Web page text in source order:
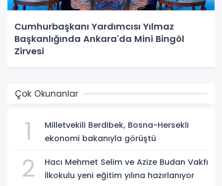
Cumhurbaşkanı Yardımcısı Yılmaz
Başkanlığında Ankara'da Mini Bingöl
Zirvesi
Çok Okunanlar
1
Milletvekili Berdibek, Bosna-Hersekli
ekonomi bakanıyla görüştü
2
Hacı Mehmet Selim ve Azize Budan Vakfı
İlkokulu yeni eğitim yılına hazırlanıyor